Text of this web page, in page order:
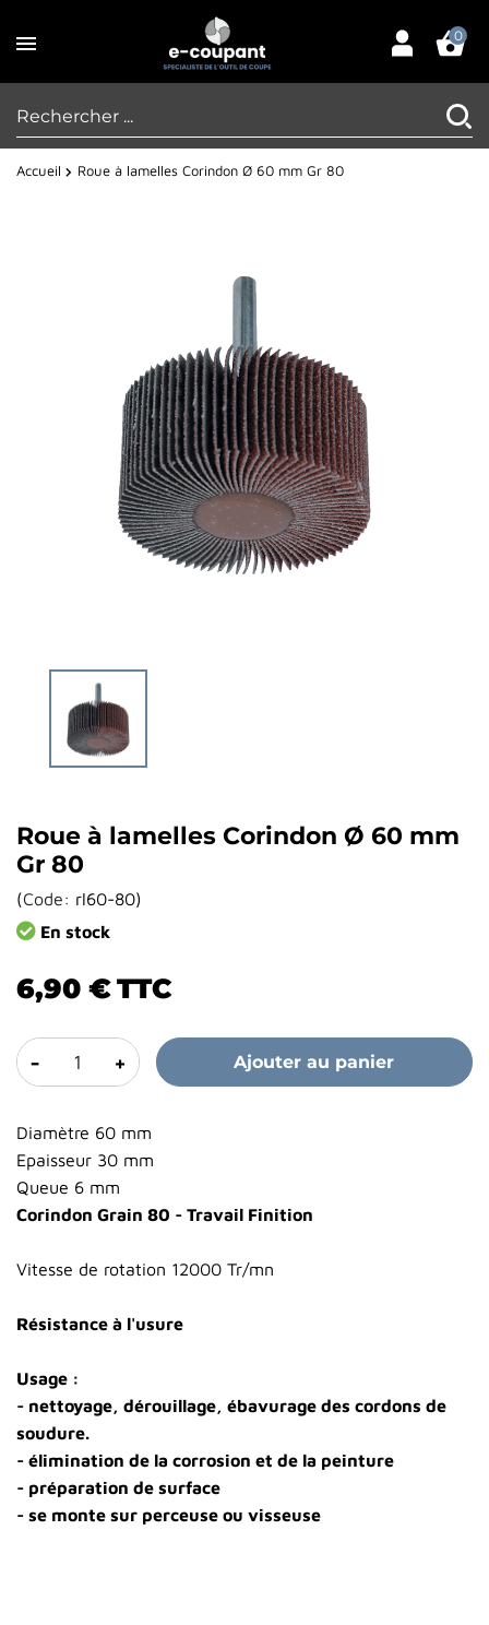
0
Accueil Roue à lamelles Corindon Ø 60 mm Gr 80
Roue à lamelles Corindon Ø 60 mm
Gr 80
(Code: rl60-80)
En stock
6,90 €TTC
- + Ajouter au panier
Diamètre 60 mm
Epaisseur 30 mm
Queue 6 mm
Corindon Grain 80 - Travail Finition
Vitesse de rotation 12000 Tr/mn
Résistance à l'usure
Usage :
- nettoyage, dérouillage, ébavurage des cordons de
soudure.
- élimination de la corrosion et de la peinture
- préparation de surface
- se monte sur perceuse ou visseuse